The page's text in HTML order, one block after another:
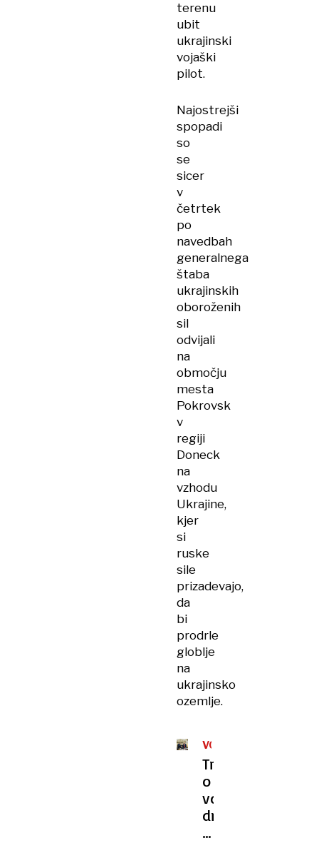
terenu
ubit
ukrajinski
vojaški
pilot.
Najostrejši
spopadi
so
se
sicer
v
četrtek
po
navedbah
generalnega
štaba
ukrajinskih
oboroženih
sil
odvijali
na
območju
mesta
Pokrovsk
v
regiji
Doneck
na
vzhodu
Ukrajine,
kjer
si
ruske
sile
prizadevajo,
da
bi
prodrle
globlje
na
ukrajinsko
ozemlje.
VOJNA
Trump
o
vdoru
dronov
v